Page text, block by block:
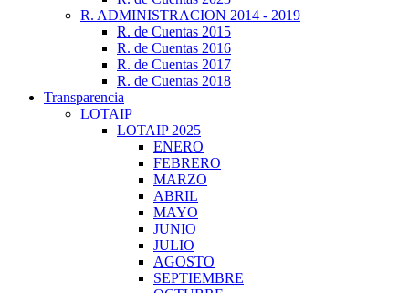
R. ADMINISTRACION 2014 - 2019
R. de Cuentas 2015
R. de Cuentas 2016
R. de Cuentas 2017
R. de Cuentas 2018
Transparencia
LOTAIP
LOTAIP 2025
ENERO
FEBRERO
MARZO
ABRIL
MAYO
JUNIO
JULIO
AGOSTO
SEPTIEMBRE